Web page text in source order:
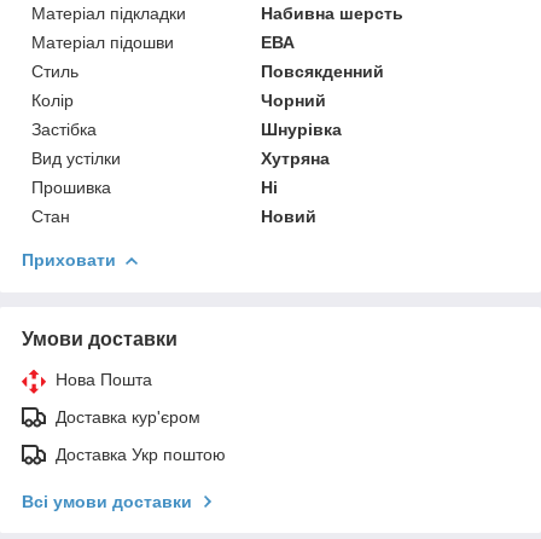
Матеріал підкладки
Набивна шерсть
Матеріал підошви
ЕВА
Стиль
Повсякденний
Колір
Чорний
Застібка
Шнурівка
Вид устілки
Хутряна
Прошивка
Ні
Стан
Новий
Приховати
Умови доставки
Нова Пошта
Доставка кур'єром
Доставка Укр поштою
Всі умови доставки